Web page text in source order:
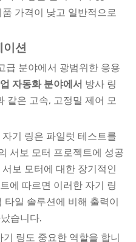
가격이 낮고 일반적으로
션
급 분야에서 광범위한 응용
자동화 분야에서 방사 링
같은 고속, 고정밀 제어 모
기 링은 파일럿 테스트를
서보 모터 프로젝트에 성공
보 모터에 대한 장기적인
에 따르면 이러한 자기 링
일 솔루션에 비해 출력이
습니다.
기 링도 중요한 역할을 합니